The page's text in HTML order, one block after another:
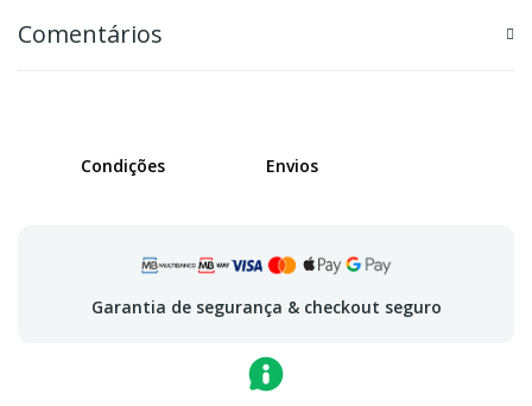
Comentários
Condições Envios
Garantia de segurança & checkout seguro